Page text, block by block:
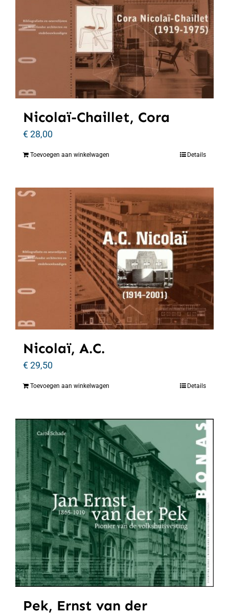
Nicolaï-Chaillet, Cora
€28,00
Toevoegen aan winkelwagen Details
Nicolaï, A.C.
€29,50
Toevoegen aan winkelwagen Details
Pek, Ernst van der